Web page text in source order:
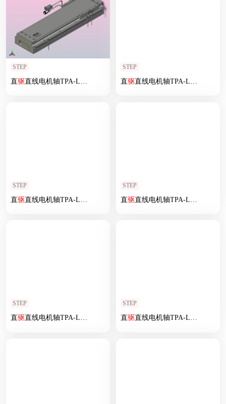
STEP
直驱直线电机轴TPA-LNP 2-1-L300-3-C-05-N3
STEP
直驱直线电机轴TPA-LNP
STEP
直驱直线电机轴TPA-LNP 2-1-L3900-3-C-05-N3
STEP
直驱直线电机轴TPA-LNP
STEP
直驱直线电机轴TPA-LNP 2-1-L420-3-C-05-N3
STEP
直驱直线电机轴TPA-LNP